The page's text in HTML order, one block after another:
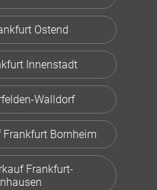
Ostend
Innenstadt
Walldorf
Frankfurt Bornheim
Frankfurt-